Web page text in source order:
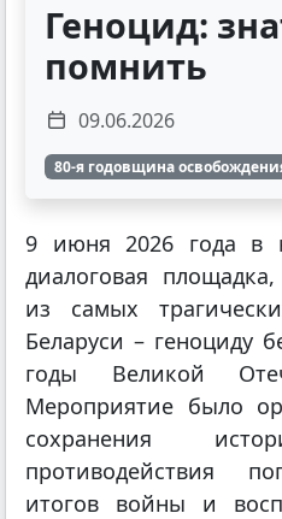
Геноцид:
помнить
09.06.2026
80-я годовщина
9 июня 2026 года в
диалоговая
из самых
Беларуси – геноциду
годы Великой
Мероприятие было
сохранения
противодействия
итогов войны и